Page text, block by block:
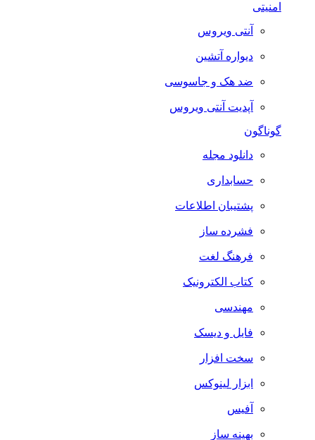
امنیتی
آنتی ویروس
دیواره آتشین
ضد هک و جاسوسی
آپدیت آنتی ویروس
گوناگون
دانلود مجله
حسابداری
پشتیبان اطلاعات
فشرده ساز
فرهنگ لغت
کتاب الکترونیک
مهندسی
فایل و دیسک
سخت افزار
ابزار لینوکس
آفیس
بهینه ساز